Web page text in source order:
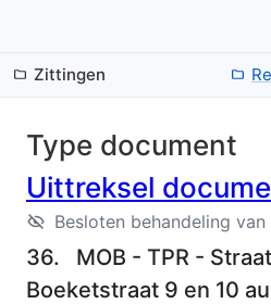
Zittingen
Type document
Uittreksel
Besloten behandeling
36.
MOB - TPR -
Boeketstraat 9 en 10